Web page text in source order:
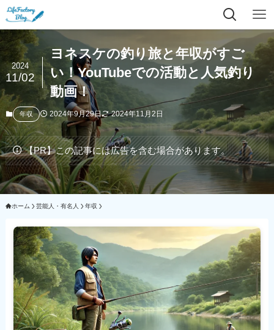
ヨネスケの釣り旅と年収がすご
い！YouTubeでの活動と人気釣り
動画！
2024
11/02
年収 2024年9月29日 2024年11月2日
【PR】この記事には広告を含む場合があります。
ホーム 芸能人・有名人 年収